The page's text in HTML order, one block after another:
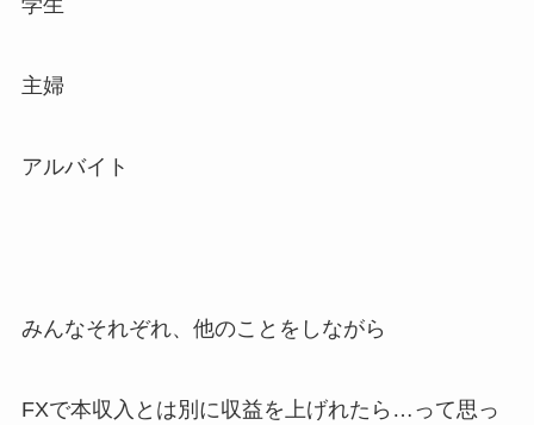
学生
主婦
アルバイト
みんなそれぞれ、他のことをしながら
FXで本収入とは別に収益を上げれたら…って思っ